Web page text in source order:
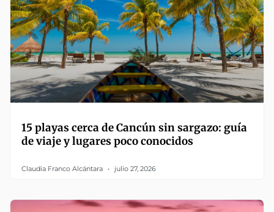
15 playas cerca de Cancún sin sargazo: guía
de viaje y lugares poco conocidos
Claudia Franco Alcántara julio 27, 2026